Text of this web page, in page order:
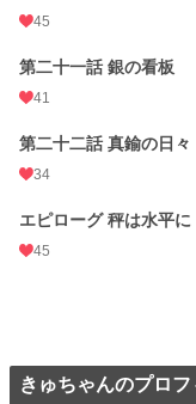
45
第二十一話 銀の看板
41
第二十二話 真鍮の日々
34
エピローグ 秤は水平に
45
きゅちゃんのプロ